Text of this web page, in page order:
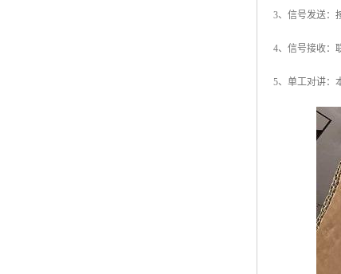
3、信号发送：
4、信号接收：
5、单工对讲：